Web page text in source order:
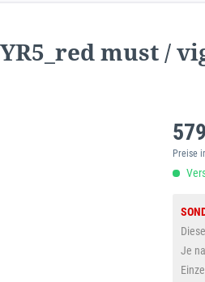
must /
Preise
Je